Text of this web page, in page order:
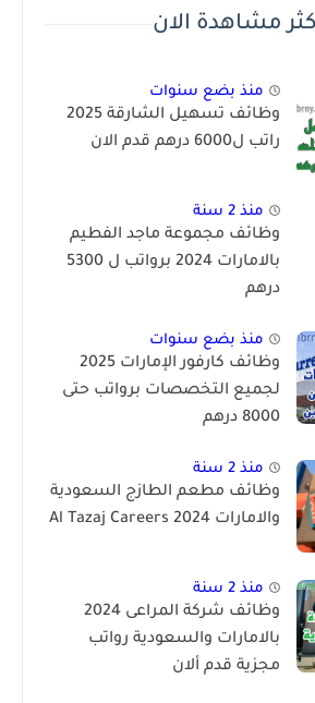
مشاهدة الان
منذ بضع سنوات
وظائف تسهيل الشارقة 2025
راتب ل6000 درهم قدم الان
منذ 2 سنة
وظائف مجموعة ماجد الفطيم
بالامارات 2024 برواتب ل 5300
درهم
منذ بضع سنوات
وظائف كارفور الإمارات 2025
لجميع التخصصات برواتب حتى
8000 درهم
منذ 2 سنة
وظائف مطعم الطازج السعودية
والامارات 2024 Al Tazaj Careers
منذ 2 سنة
وظائف شركة المراعى 2024
بالامارات والسعودية رواتب
مجزية قدم ألان